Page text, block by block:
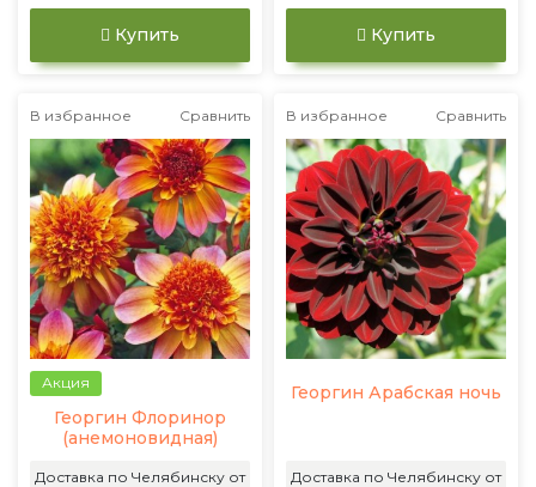
Купить Купить
В избранное Сравнить
Акция
Георгин Флоринор
(анемоновидная)
Доставка по Челябинску от
В избранное Сравнить
Георгин Арабская ночь
Доставка по Челябинску от